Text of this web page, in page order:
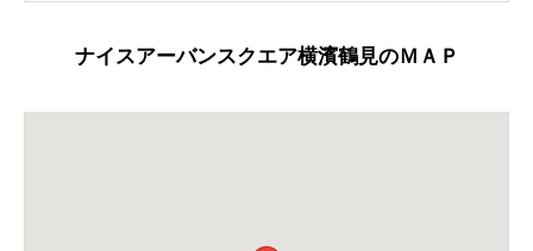
ナイスアーバンスクエア横濱鶴見のＭＡＰ